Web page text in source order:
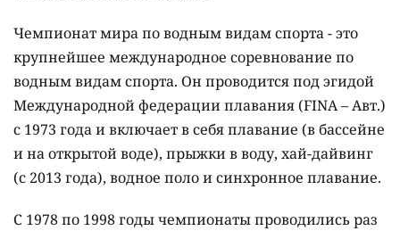
Чемпионат мира по водным видам спорта - это
крупнейшее международное соревнование по
водным видам спорта. Он проводится под эгидой
Международной федерации плавания (FINA – Авт.)
с 1973 года и включает в себя плавание (в бассейне
и на открытой воде), прыжки в воду, хай-дайвинг
(с 2013 года), водное поло и синхронное плавание.
С 1978 по 1998 годы чемпионаты проводились раз